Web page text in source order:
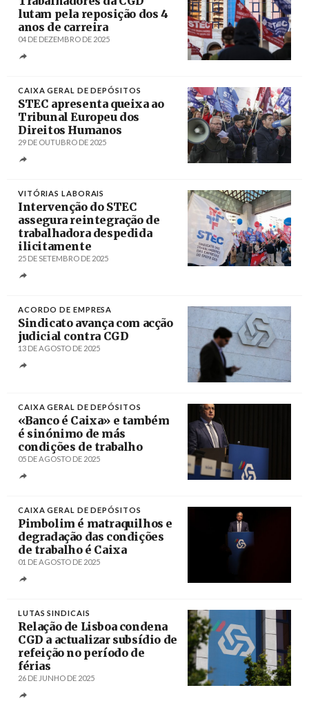
lutam pela reposição dos 4
anos de carreira
04 DE DEZEMBRO DE 2025
CAIXA GERAL DE DEPÓSITOS
STEC apresenta queixa ao
Tribunal Europeu dos
Direitos Humanos
29 DE OUTUBRO DE 2025
VITÓRIAS LABORAIS
Intervenção do STEC
assegura reintegração de
trabalhadora despedida
ilicitamente
25 DE SETEMBRO DE 2025
ACORDO DE EMPRESA
Sindicato avança com acção
judicial contra CGD
13 DE AGOSTO DE 2025
CAIXA GERAL DE DEPÓSITOS
«Banco é Caixa» e também
é sinónimo de más
condições de trabalho
05 DE AGOSTO DE 2025
CAIXA GERAL DE DEPÓSITOS
Pimbolim é matraquilhos e
degradação das condições
de trabalho é Caixa
01 DE AGOSTO DE 2025
LUTAS SINDICAIS
Relação de Lisboa condena
CGD a actualizar subsídio de
refeição no período de
férias
26 DE JUNHO DE 2025